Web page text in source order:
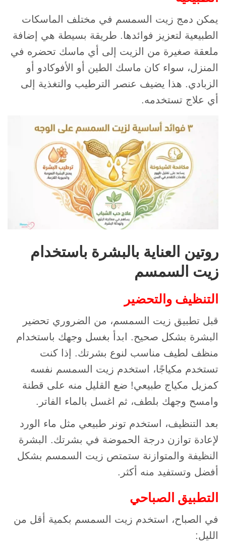
يمكن دمج زيت السمسم في مختلف الماسكات
الطبيعية لتعزيز فوائدها. طريقة بسيطة هي إضافة
ملعقة صغيرة من الزيت إلى أي ماسك تحضره في
المنزل، سواء كان ماسك الطين أو الأفوكادو أو
الزبادي. هذا يضيف عنصر الترطيب والتغذية إلى
أي علاج تستخدمه.
روتين العناية بالبشرة باستخدام
زيت السمسم
التنظيف والتحضير
قبل تطبيق زيت السمسم، من الضروري تحضير
البشرة بشكل صحيح. ابدأ بغسل وجهك باستخدام
منظف لطيف مناسب لنوع بشرتك. إذا كنت
تستخدم مكياجًا، استخدم زيت السمسم نفسه
كمزيل مكياج طبيعي! ضع القليل منه على قطنة
وامسح وجهك بلطف، ثم اغسل بالماء الفاتر.
بعد التنظيف، استخدم تونر طبيعي مثل ماء الورد
لإعادة توازن درجة الحموضة في بشرتك. البشرة
النظيفة والمتوازنة ستمتص زيت السمسم بشكل
أفضل وتستفيد منه أكثر.
التطبيق الصباحي
في الصباح، استخدم زيت السمسم بكمية أقل من
الليل: